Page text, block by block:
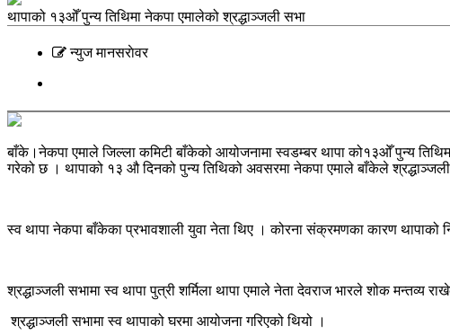
थापाको १३ओँ पुन्य तिथिमा नेकपा एमालेको श्रद्धाञ्जली सभा
न्युज मानसराेवर
बाँके।नेकपा एमाले जिल्ला कमिटी बाँकेको आयोजनामा स्वडम्बर थापा को१३ओँ पुन्य
गरेको छ । थापाको १३ औ दिनको पुन्य तिथिको अवसरमा नेकपा एमाले बाँकेले
स्व थापा नेकपा बाँकेका प्रभावशाली युवा नेता थिए । कोरना संक्रमणका कारण थापाको
श्रद्धाञ्जली सभामा स्व थापा पुत्री शर्मिला थापा एमाले नेता देवराज भारले शोक मन्तव्य
श्रद्धाञ्जली सभामा स्व थापाको घरमा आयोजना गरिएको थियो ।